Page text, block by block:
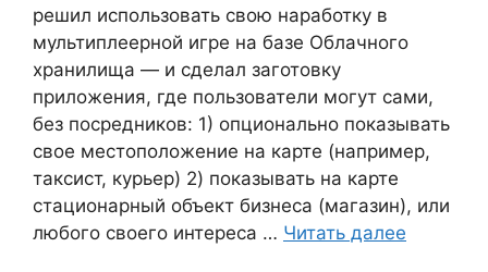
решил использовать свою наработку в
мультиплеерной игре на базе Облачного
хранилища — и сделал заготовку
приложения, где пользователи могут сами,
без посредников: 1) опционально показывать
свое местоположение на карте (например,
таксист, курьер) 2) показывать на карте
стационарный объект бизнеса (магазин), или
любого своего интереса … Читать далее